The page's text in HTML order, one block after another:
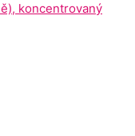
koncentrovaný